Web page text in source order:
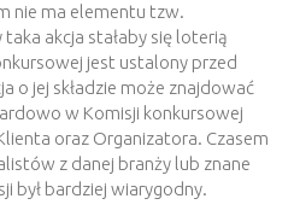
nie ma elementu tzw.
akcja stałaby się loterią
jest ustalony przed
o jej składzie może znajdować
w Komisji konkursowej
oraz Organizatora. Czasem
z danej branży lub znane
był bardziej wiarygodny.